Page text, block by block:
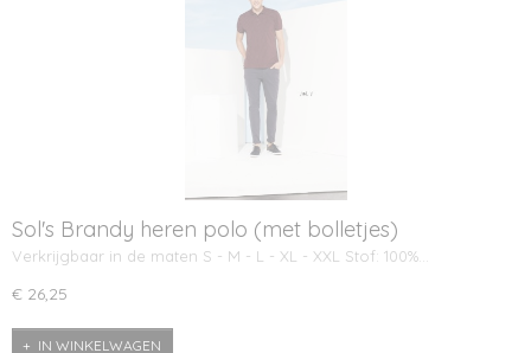
Sol's Brandy heren polo (met bolletjes)
Verkrijgbaar in de maten S - M - L - XL - XXL Stof: 100%…
€ 26,25
IN WINKELWAGEN